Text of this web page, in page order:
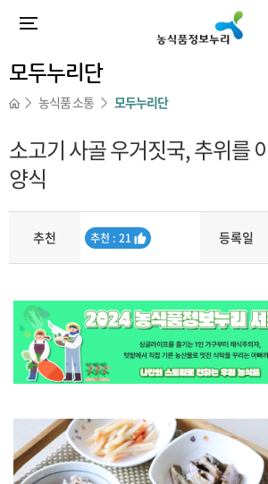
모두누리단
농식품 소통 모두누리단
소고기 사골 우거짓국, 추위를
양식
추천
추
추천 : 21 등록일